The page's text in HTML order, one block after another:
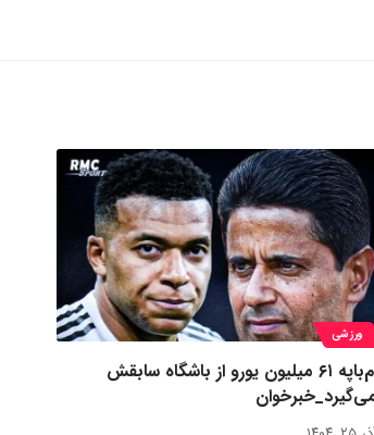
ورزشی
ام‌باپه ۶۱ میلیون یورو از باشگاه سابقش